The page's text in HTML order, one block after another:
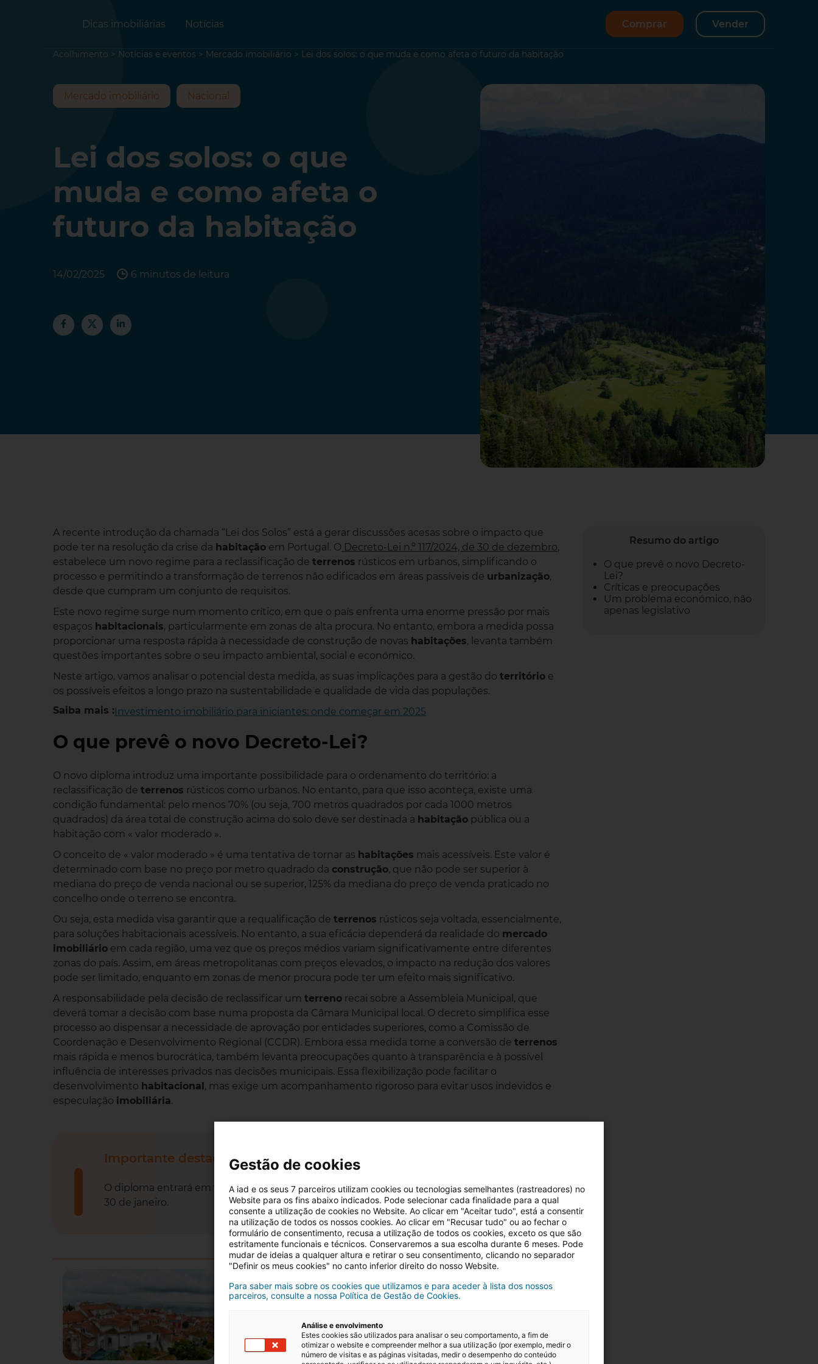
Dicas imobiliárias Notícias Comprar Vender
Acolhimento > Notícias e eventos > Mercado imobiliário > Lei dos solos: o que muda e como afeta o futuro da habitação
Lei dos solos: o que
muda e como afeta o
futuro da habitação
14/02/2025 6 minutos de leitura
Mercado imobiliário Nacional
A recente introdução da chamada “Lei dos Solos” está a gerar discussões acesas sobre o impacto que
pode ter na resolução da crise da habitação em Portugal. O Decreto-Lei n.º 117/2024, de 30 de dezembro,
estabelece um novo regime para a reclassificação de terrenos rústicos em urbanos, simplificando o
processo e permitindo a transformação de terrenos não edificados em áreas passíveis de urbanização,
desde que cumpram um conjunto de requisitos.
Este novo regime surge num momento crítico, em que o país enfrenta uma enorme pressão por mais
espaços habitacionais, particularmente em zonas de alta procura. No entanto, embora a medida possa
proporcionar uma resposta rápida à necessidade de construção de novas habitações, levanta também
questões importantes sobre o seu impacto ambiental, social e económico.
Neste artigo, vamos analisar o potencial desta medida, as suas implicações para a gestão do território e
os possíveis efeitos a longo prazo na sustentabilidade e qualidade de vida das populações.
Saiba mais :Investimento imobiliário para iniciantes: onde começar em 2025
O que prevê o novo Decreto-Lei?
O novo diploma introduz uma importante possibilidade para o ordenamento do território: a
reclassificação de terrenos rústicos como urbanos. No entanto, para que isso aconteça, existe uma
condição fundamental: pelo menos 70% (ou seja, 700 metros quadrados por cada 1000 metros
quadrados) da área total de construção acima do solo deve ser destinada a habitação pública ou a
habitação com « valor moderado ».
O conceito de « valor moderado » é uma tentativa de tornar as habitações mais acessíveis. Este valor é
determinado com base no preço por metro quadrado da construção, que não pode ser superior à
mediana do preço de venda nacional ou se superior, 125% da mediana do preço de venda praticado no
concelho onde o terreno se encontra.
Ou seja, esta medida visa garantir que a requalificação de terrenos rústicos seja voltada, essencialmente,
para soluções habitacionais acessíveis. No entanto, a sua eficácia dependerá da realidade do mercado
imobiliário em cada região, uma vez que os preços médios variam significativamente entre diferentes
zonas do país. Assim, em áreas metropolitanas com preços elevados, o impacto na redução dos valores
pode ser limitado, enquanto em zonas de menor procura pode ter um efeito mais significativo.
A responsabilidade pela decisão de reclassificar um terreno recai sobre a Assembleia Municipal, que
deverá tomar a decisão com base numa proposta da Câmara Municipal local. O decreto simplifica esse
processo ao dispensar a necessidade de aprovação por entidades superiores, como a Comissão de
Coordenação e Desenvolvimento Regional (CCDR). Embora essa medida torne a conversão de terrenos
mais rápida e menos burocrática, também levanta preocupações quanto à transparência e à possível
influência de interesses privados nas decisões municipais. Essa flexibilização pode facilitar o
desenvolvimento habitacional, mas exige um acompanhamento rigoroso para evitar usos indevidos e
especulação imobiliária.
Importante destacar
O diploma entrará em vigor no prazo de 30 dias após a sua publicação, ou seja, a partir de
30 de janeiro.
Saiba mais
Regiões de maior crescimento em 2025: onde investir em Portugal?
Resumo do artigo
O que prevê o novo Decreto-
Lei?
Críticas e preocupações
Um problema económico, não
apenas legislativo
Gestão de cookies
A iad e os seus 7 parceiros utilizam cookies ou tecnologias semelhantes (rastreadores) no
Website para os fins abaixo indicados. Pode selecionar cada finalidade para a qual
consente a utilização de cookies no Website. Ao clicar em "Aceitar tudo", está a consentir
na utilização de todos os nossos cookies. Ao clicar em "Recusar tudo" ou ao fechar o
formulário de consentimento, recusa a utilização de todos os cookies, exceto os que são
estritamente funcionais e técnicos. Conservaremos a sua escolha durante 6 meses. Pode
mudar de ideias a qualquer altura e retirar o seu consentimento, clicando no separador
"Definir os meus cookies" no canto inferior direito do nosso Website.
Para saber mais sobre os cookies que utilizamos e para aceder à lista dos nossos
parceiros, consulte a nossa Política de Gestão de Cookies.
Análise e envolvimento
Estes cookies são utilizados para analisar o seu comportamento, a fim de
otimizar o website e compreender melhor a sua utilização (por exemplo, medir o
número de visitas e as páginas visitadas, medir o desempenho do conteúdo